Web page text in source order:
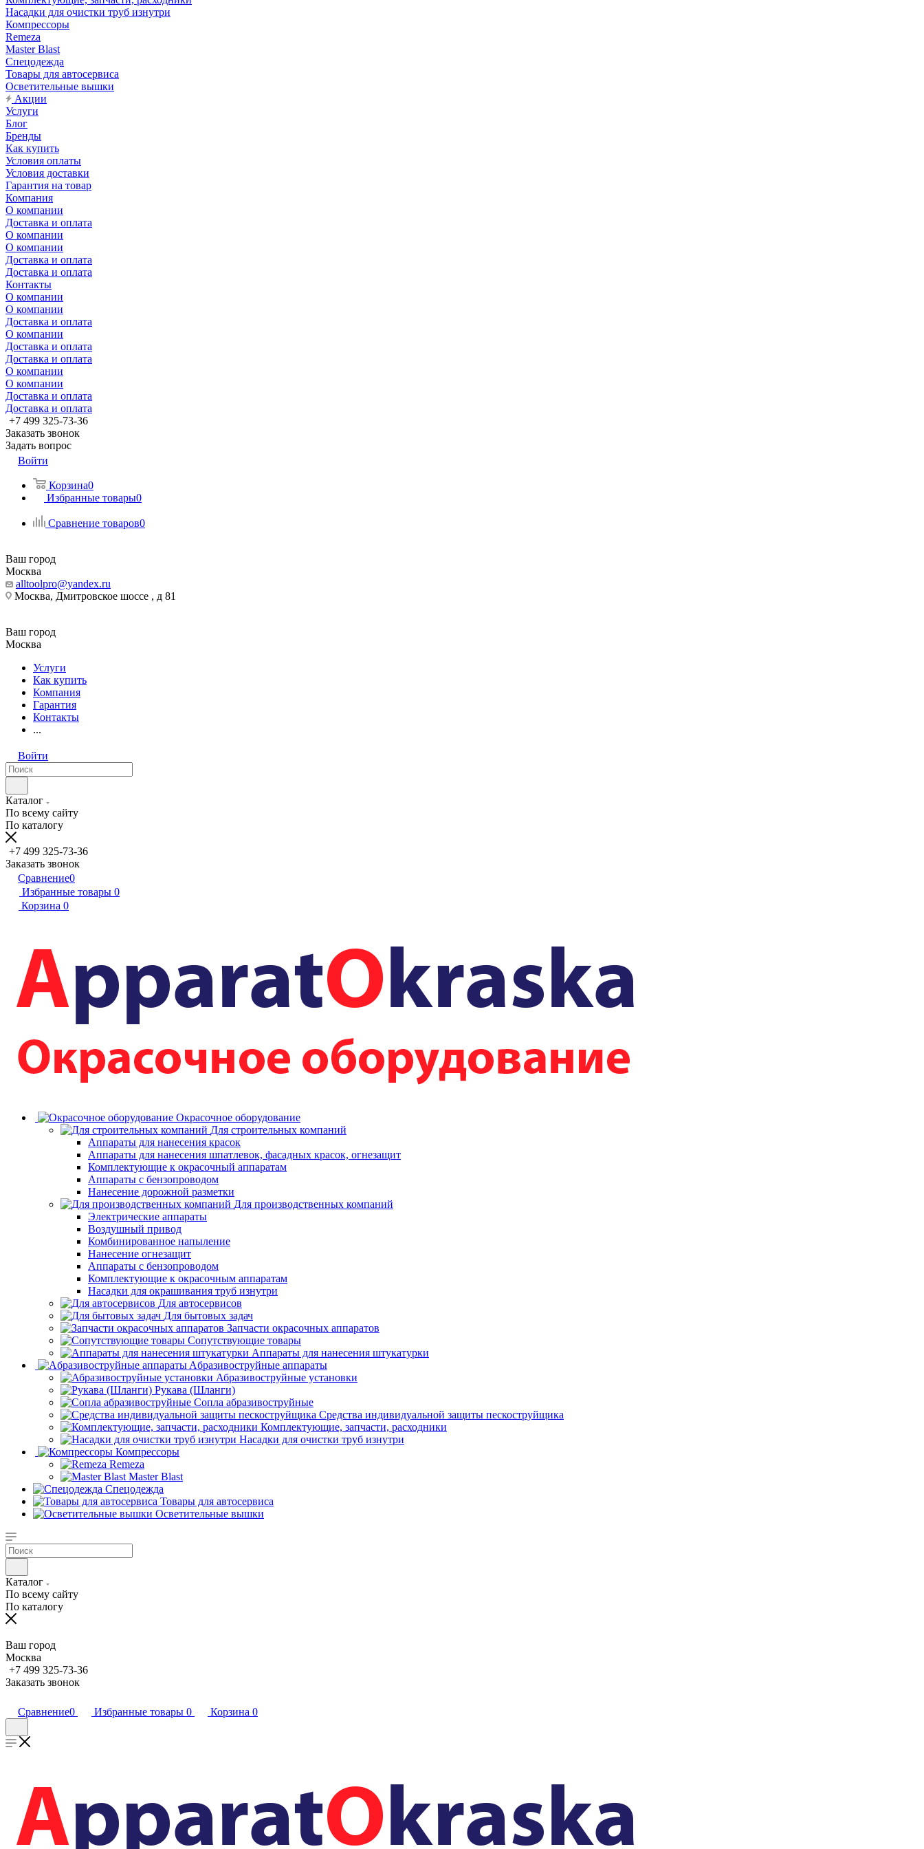
Насадки для очистки труб изнутри
Компрессоры
Remeza
Master Blast
Спецодежда
Товары для автосервиса
Осветительные вышки
Акции
Услуги
Блог
Бренды
Как купить
Условия оплаты
Условия доставки
Гарантия на товар
Компания
О компании
Доставка и оплата
О компании
О компании
Доставка и оплата
Доставка и оплата
Контакты
О компании
О компании
Доставка и оплата
О компании
Доставка и оплата
Доставка и оплата
О компании
О компании
Доставка и оплата
Доставка и оплата
+7 499 325-73-36
Заказать звонок
Задать вопрос
Войти
Корзина0
Избранные товары0
Сравнение товаров0
Ваш город
Москва
alltoolpro@yandex.ru
Москва, Дмитровское шоссе , д 81
Ваш город
Москва
Услуги
Как купить
Компания
Гарантия
Контакты
...
Войти
Каталог
По всему сайту
По каталогу
+7 499 325-73-36
Заказать звонок
Сравнение0
Избранные товары 0
Корзина 0
Окрасочное оборудование
Для строительных компаний
Аппараты для нанесения красок
Аппараты для нанесения шпатлевок, фасадных красок, огнезащит
Комплектующие к окрасочный аппаратам
Аппараты с бензопроводом
Нанесение дорожной разметки
Для производственных компаний
Электрические аппараты
Воздушный привод
Комбинированное напыление
Нанесение огнезащит
Аппараты с бензопроводом
Комплектующие к окрасочным аппаратам
Насадки для окрашивания труб изнутри
Для автосервисов
Для бытовых задач
Запчасти окрасочных аппаратов
Сопутствующие товары
Аппараты для нанесения штукатурки
Aбразивоструйные аппараты
Абразивоструйные установки
Рукава (Шланги)
Сопла абразивоструйные
Средства индивидуальной защиты пескоструйщика
Комплектующие, запчасти, расходники
Насадки для очистки труб изнутри
Компрессоры
Remeza
Master Blast
Спецодежда
Товары для автосервиса
Осветительные вышки
Каталог
По всему сайту
По каталогу
Ваш город
Москва
+7 499 325-73-36
Заказать звонок
Сравнение0 Избранные товары 0 Корзина 0